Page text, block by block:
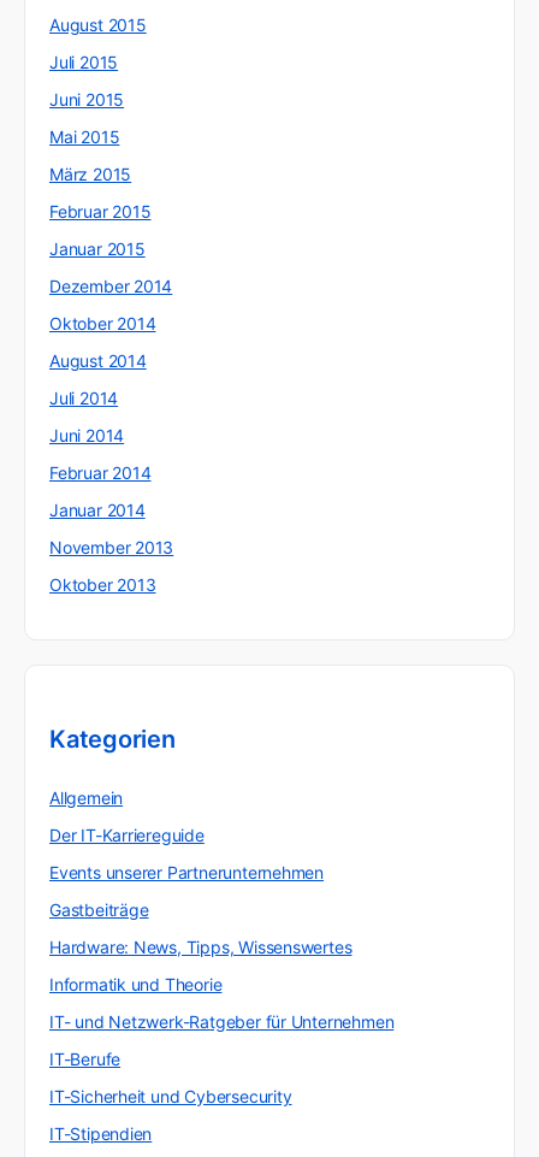
August 2015
Juli 2015
Juni 2015
Mai 2015
März 2015
Februar 2015
Januar 2015
Dezember 2014
Oktober 2014
August 2014
Juli 2014
Juni 2014
Februar 2014
Januar 2014
November 2013
Oktober 2013
Kategorien
Allgemein
Der IT-Karriereguide
Events unserer Partnerunternehmen
Gastbeiträge
Hardware: News, Tipps, Wissenswertes
Informatik und Theorie
IT- und Netzwerk-Ratgeber für Unternehmen
IT-Berufe
IT-Sicherheit und Cybersecurity
IT-Stipendien